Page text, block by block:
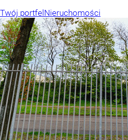
Twój portfelNieruchomości